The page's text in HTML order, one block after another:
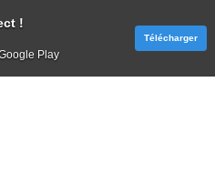
!
Play
Télécharger